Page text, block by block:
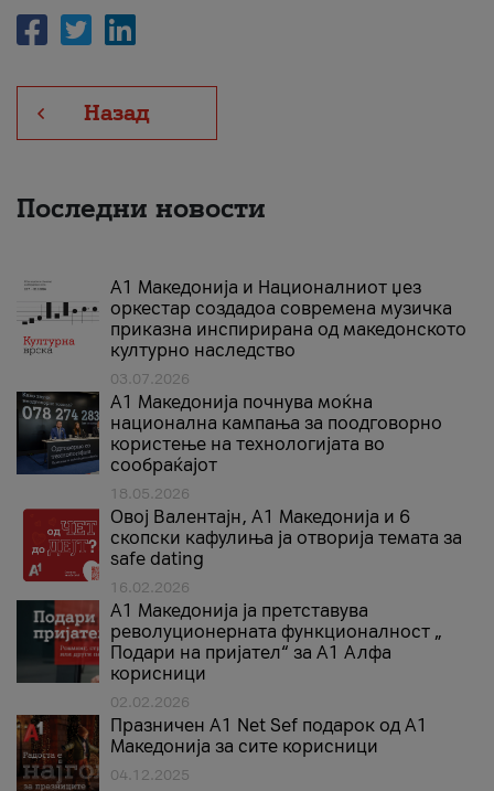
Назад
Последни новости
А1 Македонија и Националниот џез
оркестар создадоа современа музичка
приказна инспирирана од македонското
културно наследство
03.07.2026
A1 Македонија почнува моќна
национална кампања за поодговорно
користење на технологијата во
сообраќајот
18.05.2026
Овој Валентајн, A1 Македонија и 6
скопски кафулиња ја отворија темата за
safe dating
16.02.2026
А1 Македонија ја претставува
револуционерната функционалност „
Подари на пријател“ за А1 Алфа
корисници
02.02.2026
Празничен A1 Net Sеf подарок од А1
Македонија за сите корисници
04.12.2025